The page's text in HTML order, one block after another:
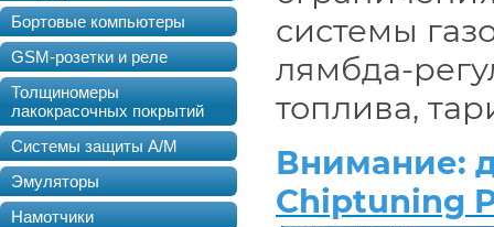
Бортовые компьютеры
GSM-розетки и реле
Толщиномеры
лакокрасочных покрытий
Системы защиты А/М
Эмуляторы
Намотчики
системы
лямбда-
топлива,
Внимание:
Chiptuning